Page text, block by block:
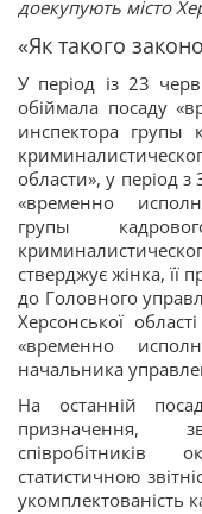
доекупують місто
«Як такого
У період із 23
обіймала посаду
инспектора групы
области», у період
«временно
групы
стверджує жінка, її
до Головного
Херсонської
«временно
начальника
На останній
призначення,
співробітників
статистичною
укомплектованість